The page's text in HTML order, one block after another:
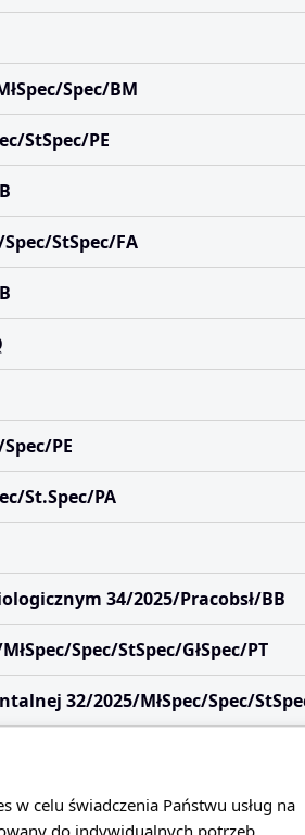
w celu świadczenia Państwu usług na
Spec/BM
StSpec/PE
StSpec/FA
PE
St.Spec/PA
34/2025/Pracobsł/BB
Spec/StSpec/GłSpec/PT
32/2025/MłSpec/Spec/
30/2025/MłSpec/Spec/BB